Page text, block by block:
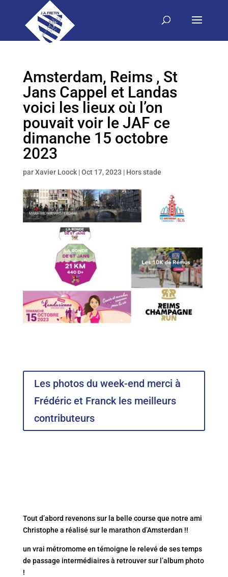
Amsterdam, Reims , St
Jans Cappel et Landas
voici les lieux où l’on
pouvait voir le JAF ce
dimanche 15 octobre
2023
parXavier Loock|Oct 17, 2023 | Hors stade
Les photos du week-end merci à
Frédéric et Franck les meilleurs
contributeurs
Tout d’abord revenons sur la belle course que notre ami
Christophe a réalisé sur le marathon d’Amsterdan !!
un vrai métromome en témoigne le relevé de ses temps
de passage intermédiaires à retrouver sur l’album photo
!